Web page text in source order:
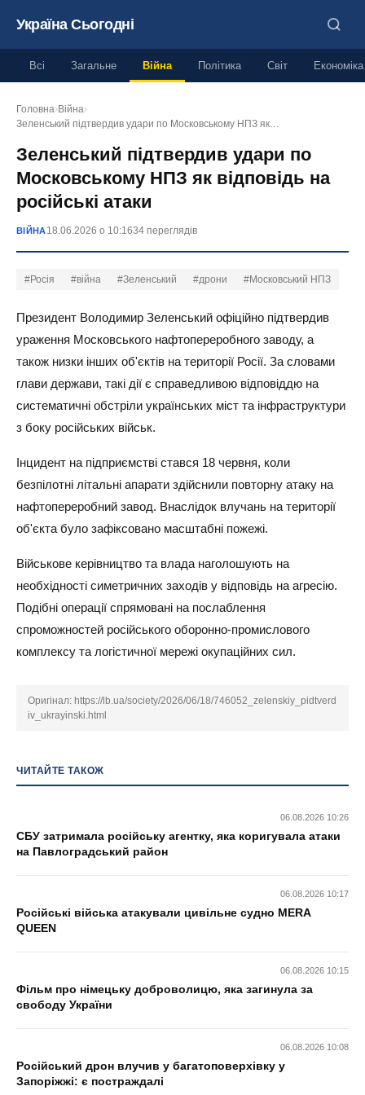
Україна Сьогодні
Всі Загальне Війна Політика Світ Економіка
Головна› Війна›
Зеленський підтвердив удари по Московському НПЗ як…
Зеленський підтвердив удари по
Московському НПЗ як відповідь на
російські атаки
ВІЙНА18.06.2026 о 10:1634 переглядів
#Росія #війна #Зеленський #дрони #Московський НПЗ
Президент Володимир Зеленський офіційно підтвердив
ураження Московського нафтопереробного заводу, а
також низки інших об'єктів на території Росії. За словами
глави держави, такі дії є справедливою відповіддю на
систематичні обстріли українських міст та інфраструктури
з боку російських військ.
Інцидент на підприємстві стався 18 червня, коли
безпілотні літальні апарати здійснили повторну атаку на
нафтопереробний завод. Внаслідок влучань на території
об'єкта було зафіксовано масштабні пожежі.
Військове керівництво та влада наголошують на
необхідності симетричних заходів у відповідь на агресію.
Подібні операції спрямовані на послаблення
спроможностей російського оборонно-промислового
комплексу та логістичної мережі окупаційних сил.
Оригінал: https://lb.ua/society/2026/06/18/746052_zelenskiy_pidtverd
iv_ukrayinski.html
ЧИТАЙТЕ ТАКОЖ
06.08.2026 10:26
СБУ затримала російську агентку, яка коригувала атаки
на Павлоградський район
06.08.2026 10:17
Російські війська атакували цивільне судно MERA
QUEEN
06.08.2026 10:15
Фільм про німецьку доброволицю, яка загинула за
свободу України
06.08.2026 10:08
Російський дрон влучив у багатоповерхівку у
Запоріжжі: є постраждалі